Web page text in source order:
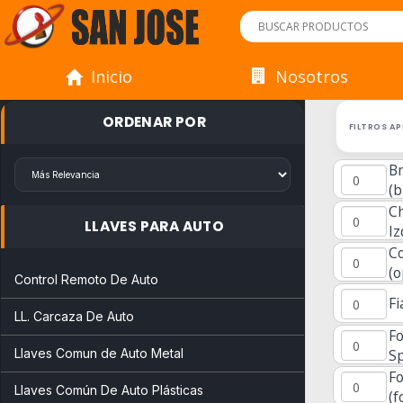
Inicio Nosotros
ORDENAR POR
LLAVES PARA AUTO
Control Remoto De Auto
LL. Carcaza De Auto
Llaves Comun de Auto Metal
Llaves Común De Auto Plásticas
FILTROS